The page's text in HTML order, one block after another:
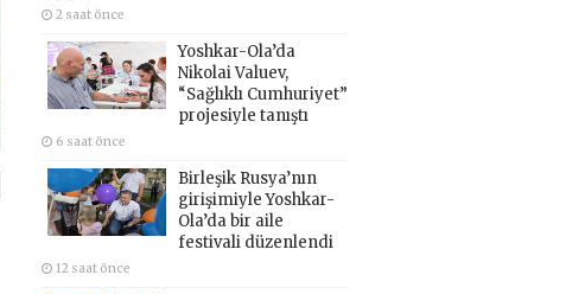
2 saat önce
Yoshkar-Ola’da
Nikolai Valuev,
“Sağlıklı Cumhuriyet”
projesiyle tanıştı
6 saat önce
Birleşik Rusya’nın
girişimiyle Yoshkar-
Ola’da bir aile
festivali düzenlendi
12 saat önce